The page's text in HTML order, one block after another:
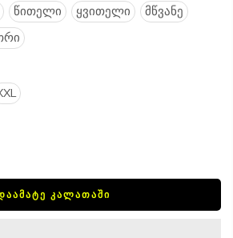
წითელი ყვითელი
მწვანე
ᲙᲐᲚᲐᲗᲐᲨᲘ